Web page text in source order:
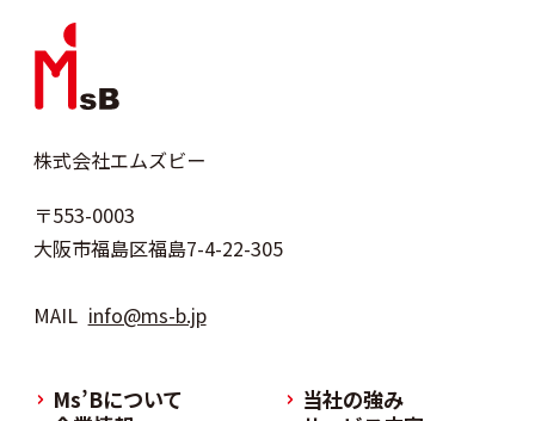
株式会社エムズビー
〒553-0003
大阪市福島区福島7-4-22-305
MAIL info@ms-b.jp
Ms’Bについて
当社の強み